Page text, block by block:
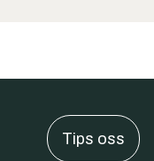
Tips oss